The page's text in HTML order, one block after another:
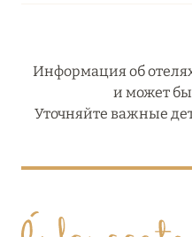
Информация об
и может
Уточняйте важные